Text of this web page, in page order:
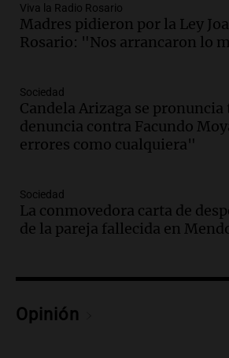
Episodios
Audio.Historiador de la
marcha atrás en la Ley de
Amamos Argentina
Episodios
Audio.Ahyre estuvo en el
Federal Sancor Seguros y
Episodios
Audio.Cierre del Paso
Cristo Redentor por
Panorama Federal
Audio.
Viva la Radio Rosario
Madres pidieron por la Ley
Rosario: "Nos arrancaron lo
Sociedad
Candela Arizaga se pronuncia
denuncia contra Facundo
errores como cualquiera"
Sociedad
La conmovedora carta de
de la pareja fallecida en
Opinión